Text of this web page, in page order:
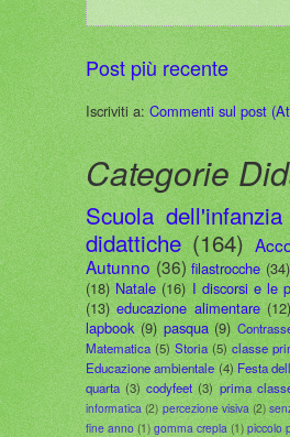
Post più recente
Iscriviti a:Commenti sul post
Categorie
Scuola dell'infanzia
didattiche (164)
Autunno (36) filastrocche (34)
(18) Natale (16) I discorsi e le
(13) educazione alimentare
lapbook (9) pasqua (9)
Matematica (5) Storia (5) classe
Educazione ambientale (4) Festa
quarta (3) codyfeet (3) prima
informatica (2) percezione visiva (2)
fine anno (1) gomma crepla (1) piccolo